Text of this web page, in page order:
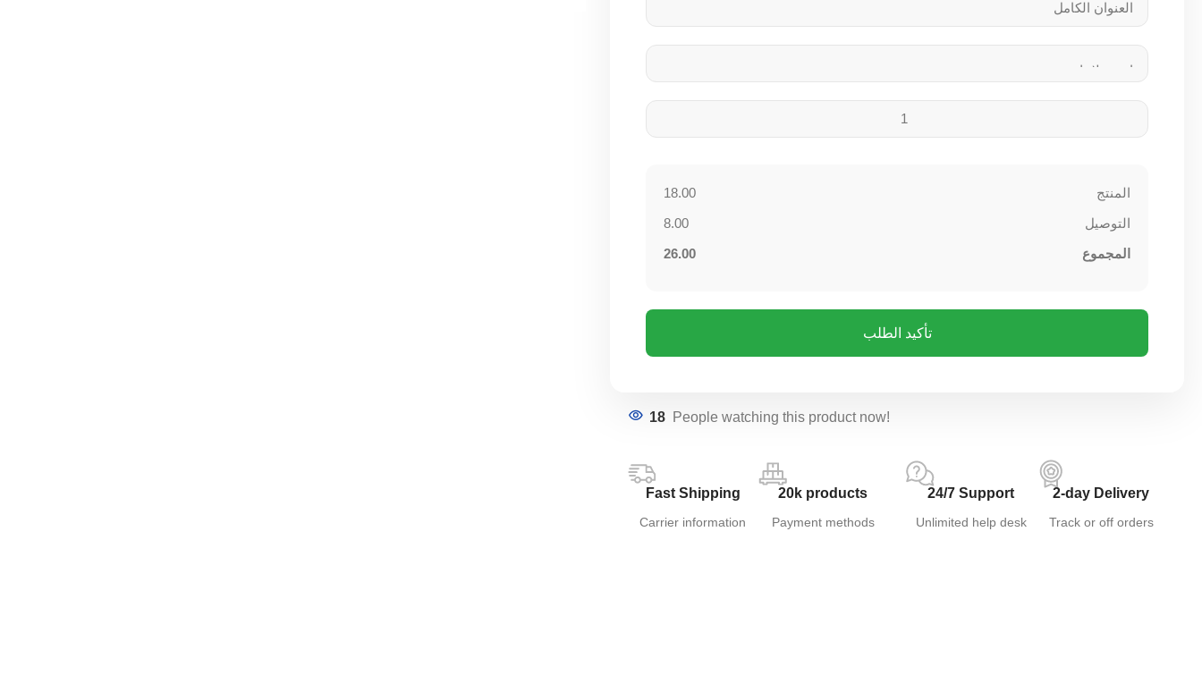
المنتج
18.00
التوصيل
8.00
المجموع
26.00
تأكيد الطلب
18 People watching this product now!
Fast Shipping
Carrier information
20k products
Payment methods
24/7 Support
Unlimited help desk
2-day Delivery
Track or off orders